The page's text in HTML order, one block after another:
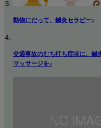
動物にだって、鍼灸セラピー♪
交通事故のむち打ち症状に、鍼
マッサージを♪